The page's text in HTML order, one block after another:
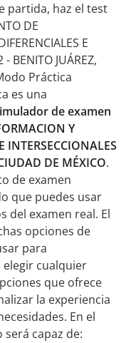
partida, haz el test
DE
E
- BENITO JUÁREZ,
Práctica
es una
de examen
Y
INTERSECCIONALES
DE MÉXICO.
de examen
que puedes usar
del examen real. El
opciones de
para
elegir cualquier
que ofrece
la experiencia
En el
capaz de: